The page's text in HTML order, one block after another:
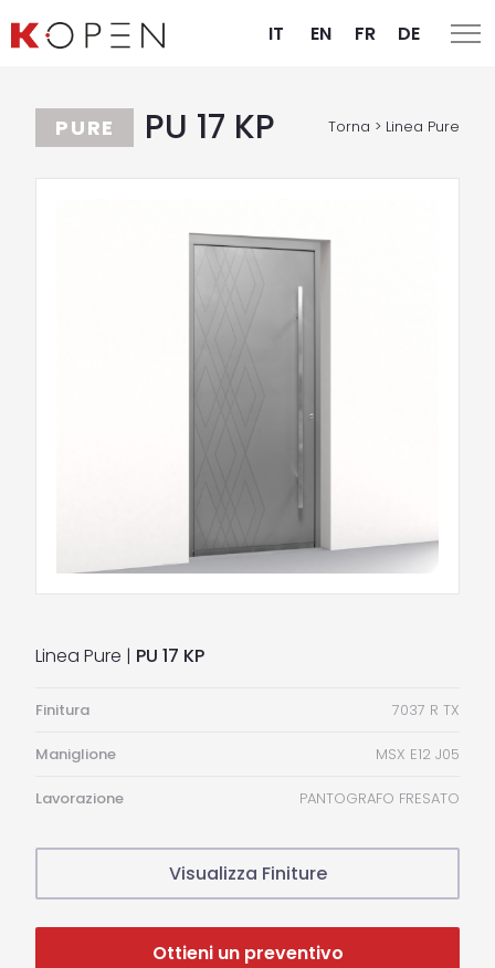
IT EN FR DE
PURE PU 17 KP Torna > Linea Pure
Linea Pure | PU 17 KP
Finitura 7037 R TX
Maniglione MSX E12 J05
Lavorazione PANTOGRAFO FRESATO
Visualizza Finiture
Ottieni un preventivo